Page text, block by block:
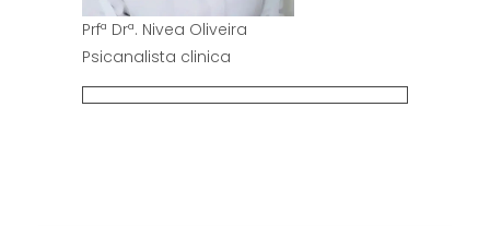
Prfª Drª. Nivea Oliveira
Psicanalista clinica